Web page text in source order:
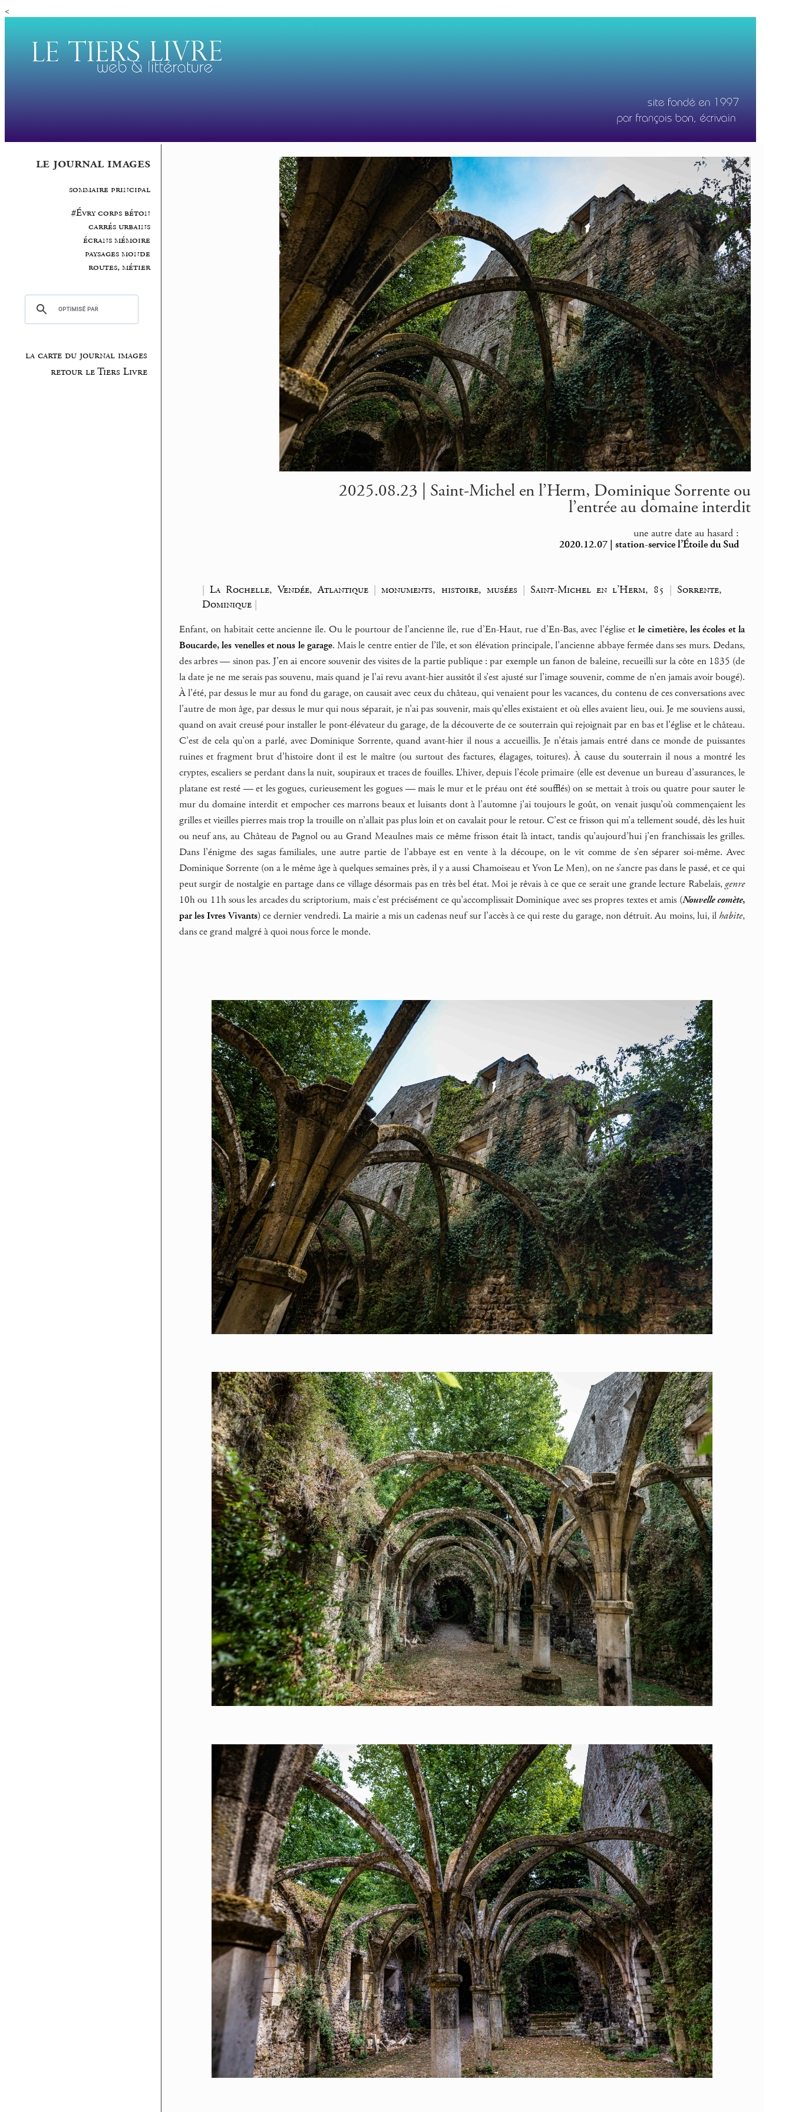
<
le journal images
sommaire principal
#Évry corps béton
carrés urbains
écrans mémoire
paysages monde
routes, métier
la carte du journal images
retour le Tiers Livre
2025.08.23 | Saint-Michel en l’Herm, Dominique Sorrente ou
l’entrée au domaine interdit
une autre date au hasard :
2020.12.07 | station-service l’Étoile du Sud
|La Rochelle, Vendée, Atlantique |monuments, histoire, musées | Saint-Michel en l’Herm, 85 | Sorrente,
Dominique |
Enfant, on habitait cette ancienne île. Ou le pourtour de l’ancienne île, rue d’En-Haut, rue d’En-Bas, avec l’église et le cimetière, les écoles et la
Boucarde, les venelles et nous le garage. Mais le centre entier de l’île, et son élévation principale, l’ancienne abbaye fermée dans ses murs. Dedans,
des arbres — sinon pas. J’en ai encore souvenir des visites de la partie publique : par exemple un fanon de baleine, recueilli sur la côte en 1835 (de
la date je ne me serais pas souvenu, mais quand je l’ai revu avant-hier aussitôt il s’est ajusté sur l’image souvenir, comme de n’en jamais avoir bougé).
À l’été, par dessus le mur au fond du garage, on causait avec ceux du château, qui venaient pour les vacances, du contenu de ces conversations avec
l’autre de mon âge, par dessus le mur qui nous séparait, je n’ai pas souvenir, mais qu’elles existaient et où elles avaient lieu, oui. Je me souviens aussi,
quand on avait creusé pour installer le pont-élévateur du garage, de la découverte de ce souterrain qui rejoignait par en bas et l’église et le château.
C’est de cela qu’on a parlé, avec Dominique Sorrente, quand avant-hier il nous a accueillis. Je n’étais jamais entré dans ce monde de puissantes
ruines et fragment brut d’histoire dont il est le maître (ou surtout des factures, élagages, toitures). À cause du souterrain il nous a montré les
cryptes, escaliers se perdant dans la nuit, soupiraux et traces de fouilles. L’hiver, depuis l’école primaire (elle est devenue un bureau d’assurances, le
platane est resté — et les gogues, curieusement les gogues — mais le mur et le préau ont été soufflés) on se mettait à trois ou quatre pour sauter le
mur du domaine interdit et empocher ces marrons beaux et luisants dont à l’automne j’ai toujours le goût, on venait jusqu’où commençaient les
grilles et vieilles pierres mais trop la trouille on n’allait pas plus loin et on cavalait pour le retour. C’est ce frisson qui m’a tellement soudé, dès les huit
ou neuf ans, au Château de Pagnol ou au Grand Meaulnes mais ce même frisson était là intact, tandis qu’aujourd’hui j’en franchissais les grilles.
Dans l’énigme des sagas familiales, une autre partie de l’abbaye est en vente à la découpe, on le vit comme de s’en séparer soi-même. Avec
Dominique Sorrente (on a le même âge à quelques semaines près, il y a aussi Chamoiseau et Yvon Le Men), on ne s’ancre pas dans le passé, et ce qui
peut surgir de nostalgie en partage dans ce village désormais pas en très bel état. Moi je rêvais à ce que ce serait une grande lecture Rabelais, genre
10h ou 11h sous les arcades du scriptorium, mais c’est précisément ce qu’accomplissait Dominique avec ses propres textes et amis (Nouvelle comète,
par les Ivres Vivants) ce dernier vendredi. La mairie a mis un cadenas neuf sur l’accès à ce qui reste du garage, non détruit. Au moins, lui, ilhabite,
dans ce grand malgré à quoi nous force le monde.